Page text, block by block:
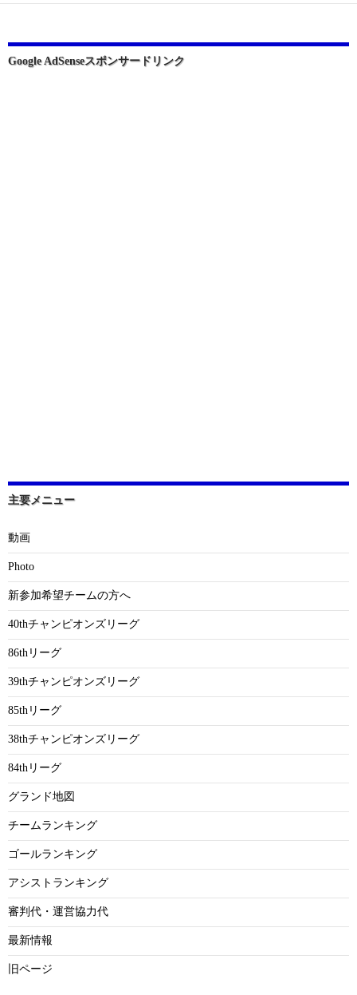
ョ
Google AdSenseスポンサードリンク
主要メニュー
動画
Photo
新参加希望チームの方へ
40thチャンピオンズリーグ
86thリーグ
39thチャンピオンズリーグ
85thリーグ
38thチャンピオンズリーグ
84thリーグ
グランド地図
チームランキング
ゴールランキング
アシストランキング
審判代・運営協力代
最新情報
旧ページ